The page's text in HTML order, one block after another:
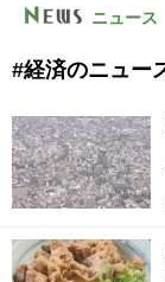
ニュース
#経済のニュー